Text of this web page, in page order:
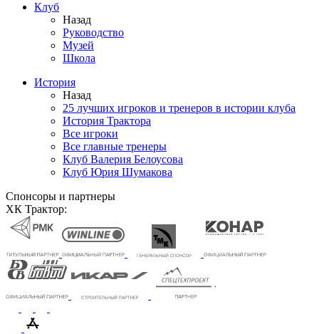
Клуб
Назад
Руководство
Музей
Школа
История
Назад
25 лучших игроков и тренеров в истории клуба
История Трактора
Все игроки
Все главные тренеры
Клуб Валерия Белоусова
Клуб Юрия Шумакова
Спонсоры и партнеры
ХК Трактор: